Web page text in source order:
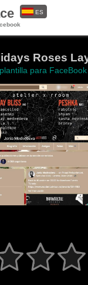
ES
Roses
para FaceBook